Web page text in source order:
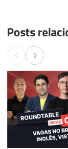
Posts